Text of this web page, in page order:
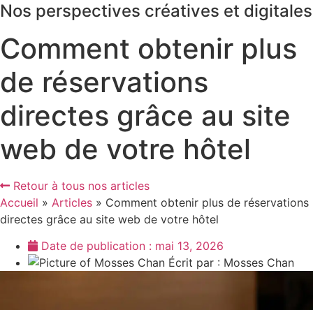
Nos perspectives créatives et digitales
Comment obtenir plus
de réservations
directes grâce au site
web de votre hôtel
Retour à tous nos articles
Accueil » Articles » Comment obtenir plus de réservations
directes grâce au site web de votre hôtel
Date de publication : mai 13, 2026
Écrit par : Mosses Chan